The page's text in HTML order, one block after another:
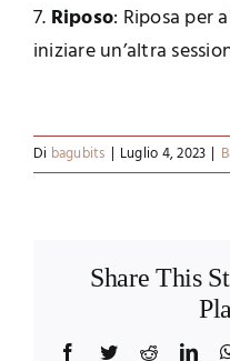
7. Riposo: Riposa per
iniziare un’altra
Di bagubits | Luglio 4, 2023 |
Share This
Facebook
TwitterReddit